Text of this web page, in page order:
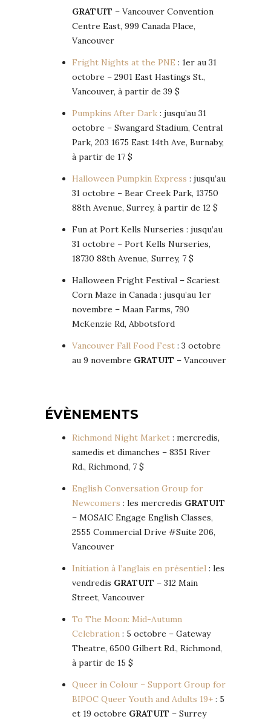
GRATUIT – Vancouver Convention
Centre East, 999 Canada Place,
Vancouver
Fright Nights at the PNE : 1er au 31
octobre – 2901 East Hastings St.,
Vancouver, à partir de 39 $
Pumpkins After Dark : jusqu’au 31
octobre – Swangard Stadium, Central
Park, 203 1675 East 14th Ave, Burnaby,
à partir de 17 $
Halloween Pumpkin Express : jusqu’au
31 octobre – Bear Creek Park, 13750
88th Avenue, Surrey, à partir de 12 $
Fun at Port Kells Nurseries : jusqu’au
31 octobre – Port Kells Nurseries,
18730 88th Avenue, Surrey, 7 $
Halloween Fright Festival – Scariest
Corn Maze in Canada : jusqu’au 1er
novembre – Maan Farms, 790
McKenzie Rd, Abbotsford
Vancouver Fall Food Fest : 3 octobre
au 9 novembre GRATUIT – Vancouver
ÉVÈNEMENTS
Richmond Night Market : mercredis,
samedis et dimanches – 8351 River
Rd., Richmond, 7 $
English Conversation Group for
Newcomers : les mercredis GRATUIT
– MOSAIC Engage English Classes,
2555 Commercial Drive #Suite 206,
Vancouver
Initiation à l’anglais en présentiel : les
vendredis GRATUIT – 312 Main
Street, Vancouver
To The Moon: Mid-Autumn
Celebration : 5 octobre – Gateway
Theatre, 6500 Gilbert Rd., Richmond,
à partir de 15 $
Queer in Colour – Support Group for
BIPOC Queer Youth and Adults 19+ : 5
et 19 octobre GRATUIT – Surrey